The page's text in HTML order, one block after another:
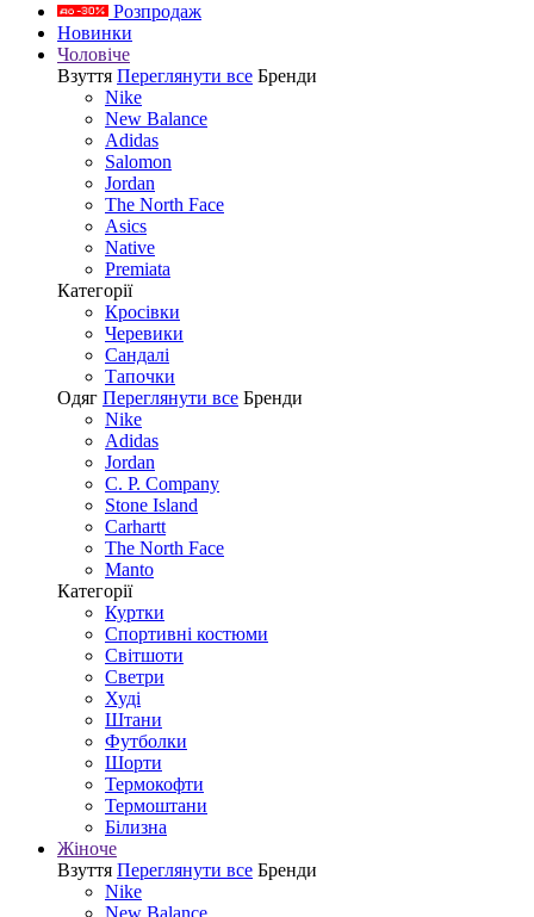
Розпродаж
Новинки
Чоловіче
Взуття Переглянути все Бренди
Nike
New Balance
Adidas
Salomon
Jordan
The North Face
Asics
Native
Premiata
Категорії
Кросівки
Черевики
Сандалі
Tапочки
Одяг Переглянути все Бренди
Nike
Adidas
Jordan
C. P. Company
Stone Island
Carhartt
The North Face
Manto
Категорії
Куртки
Спортивні костюми
Світшоти
Светри
Худі
Штани
Футболки
Шорти
Термокофти
Термоштани
Білизна
Жіноче
Взуття Переглянути все Бренди
Nike
New Balance